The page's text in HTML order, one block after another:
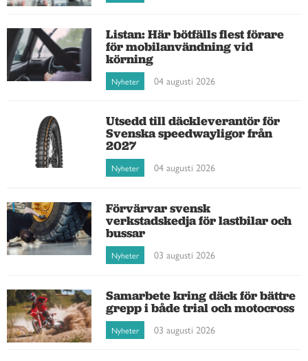
Listan: Här bötfälls flest förare
för mobilanvändning vid
körning
Nyheter 04 augusti 2026
Utsedd till däckleverantör för
Svenska speedwayligor från
2027
Nyheter 04 augusti 2026
Förvärvar svensk
verkstadskedja för lastbilar och
bussar
Nyheter 03 augusti 2026
Samarbete kring däck för bättre
grepp i både trial och motocross
Nyheter 03 augusti 2026